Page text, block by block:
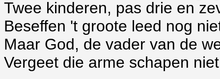
Twee kinderen, pas drie en
Beseffen 't groote leed nog
Maar God, de vader van de
Vergeet die arme schapen